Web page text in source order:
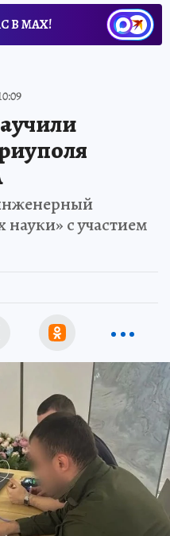
В МАХ!
с участием